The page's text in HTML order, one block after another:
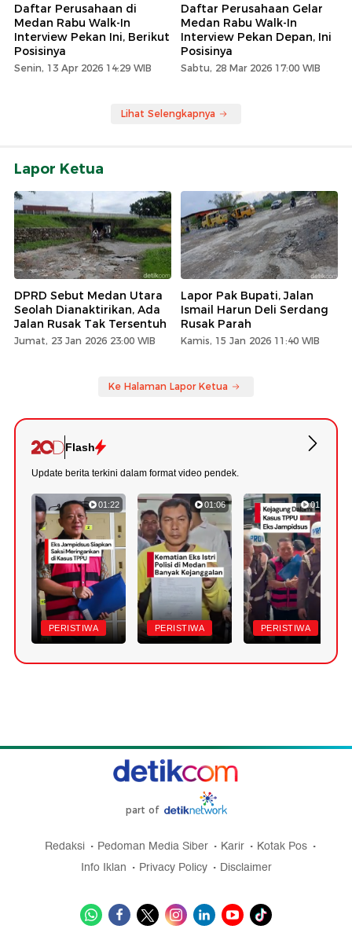
Daftar Perusahaan di
Medan Rabu Walk-In
Interview Pekan Ini, Berikut
Posisinya
Senin, 13 Apr 2026 14:29 WIB
Daftar Perusahaan Gelar
Medan Rabu Walk-In
Interview Pekan Depan, Ini
Posisinya
Sabtu, 28 Mar 2026 17:00 WIB
Lihat Selengkapnya
Lapor Ketua
DPRD Sebut Medan Utara
Seolah Dianaktirikan, Ada
Jalan Rusak Tak Tersentuh
Jumat, 23 Jan 2026 23:00 WIB
Lapor Pak Bupati, Jalan
Ismail Harun Deli Serdang
Rusak Parah
Kamis, 15 Jan 2026 11:40 WIB
Ke Halaman Lapor Ketua
Flash
Update berita terkini dalam format video pendek.
01:22
PERISTIWA
01:06
PERISTIWA
01:18
PERISTIWA
part of
Redaksi Pedoman Media Siber Karir
Kotak Pos
Info Iklan
Privacy Policy Disclaimer